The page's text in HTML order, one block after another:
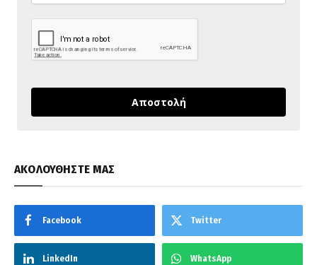
Αποστολή
ΑΚΟΛΟΥΘΗΣΤΕ ΜΑΣ
Facebook Twitter
LinkedIn WhatsApp